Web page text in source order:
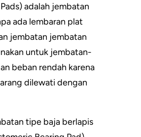
adalah jembatan
ada lembaran plat
jembatan jembatan
untuk jembatan-
beban rendah karena
dilewati dengan
tipe baja berlapis